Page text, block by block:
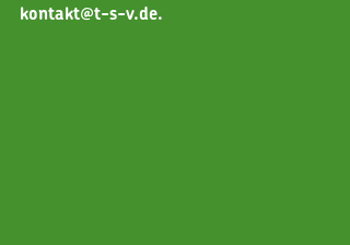
kontakt@t-s-v.de.